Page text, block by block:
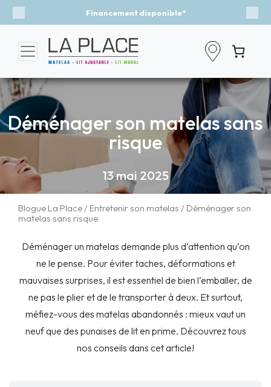
Événement - Un vent
Previous
Déménager son matelas sans
risque
13 mai 2025
Blogue La Place / Entretenir son matelas / Déménager son
matelas sans risque
Déménager un matelas demande plus d’attention qu’on
ne le pense. Pour éviter taches, déformations et
mauvaises surprises, il est essentiel de bien l’emballer, de
ne pas le plier et de le transporter à deux. Et surtout,
méfiez-vous des matelas abandonnés : mieux vaut un
neuf que des punaises de lit en prime. Découvrez tous
nos conseils dans cet article!